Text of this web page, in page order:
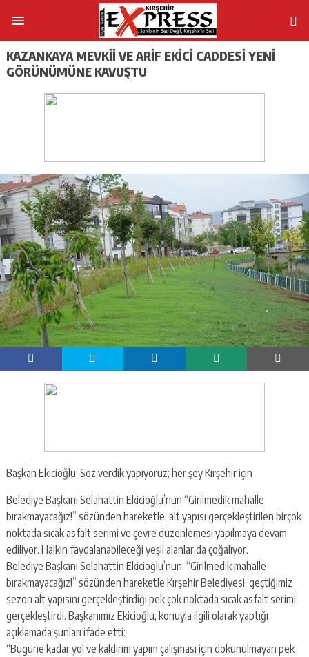
KAZANKAYA MEVKII VE ARIF EKICI CADDESI YENI
GÖRÜNÜMÜNE KAVUŞTU
Başkan Ekicioğlu: Söz verdik yapıyoruz; her şey Kırşehir için
Belediye Başkanı Selahattin Ekicioğlu’nun “Girilmedik mahalle
bırakmayacağız!” sözünden hareketle, alt yapısı gerçekleştirilen birçok
noktada sıcak asfalt serimi ve çevre düzenlemesi yapılmaya devam
ediliyor. Halkın faydalanabileceği yeşil alanlar da çoğalıyor.
Belediye Başkanı Selahattin Ekicioğlu’nun, “Girilmedik mahalle
bırakmayacağız!” sözünden hareketle Kırşehir Belediyesi, geçtiğimiz
sezon alt yapısını gerçekleştirdiği pek çok noktada sıcak asfalt serimi
gerçekleştirdi. Başkanımız Ekicioğlu, konuyla ilgili olarak yaptığı
açıklamada şunları ifade etti:
“Bugüne kadar yol ve kaldırım yapım çalışması için dokunulmayan pek